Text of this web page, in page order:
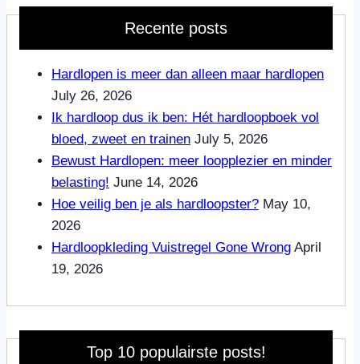
Recente posts
Hardlopen is meer dan alleen maar hardlopen
July 26, 2026
Ik hardloop dus ik ben: Hét hardloopboek vol
bloed, zweet en trainen July 5, 2026
Bewust Hardlopen: meer loopplezier en minder
belasting! June 14, 2026
Hoe veilig ben je als hardloopster? May 10,
2026
Hardloopkleding Vuistregel Gone Wrong April
19, 2026
Top 10 populairste posts!